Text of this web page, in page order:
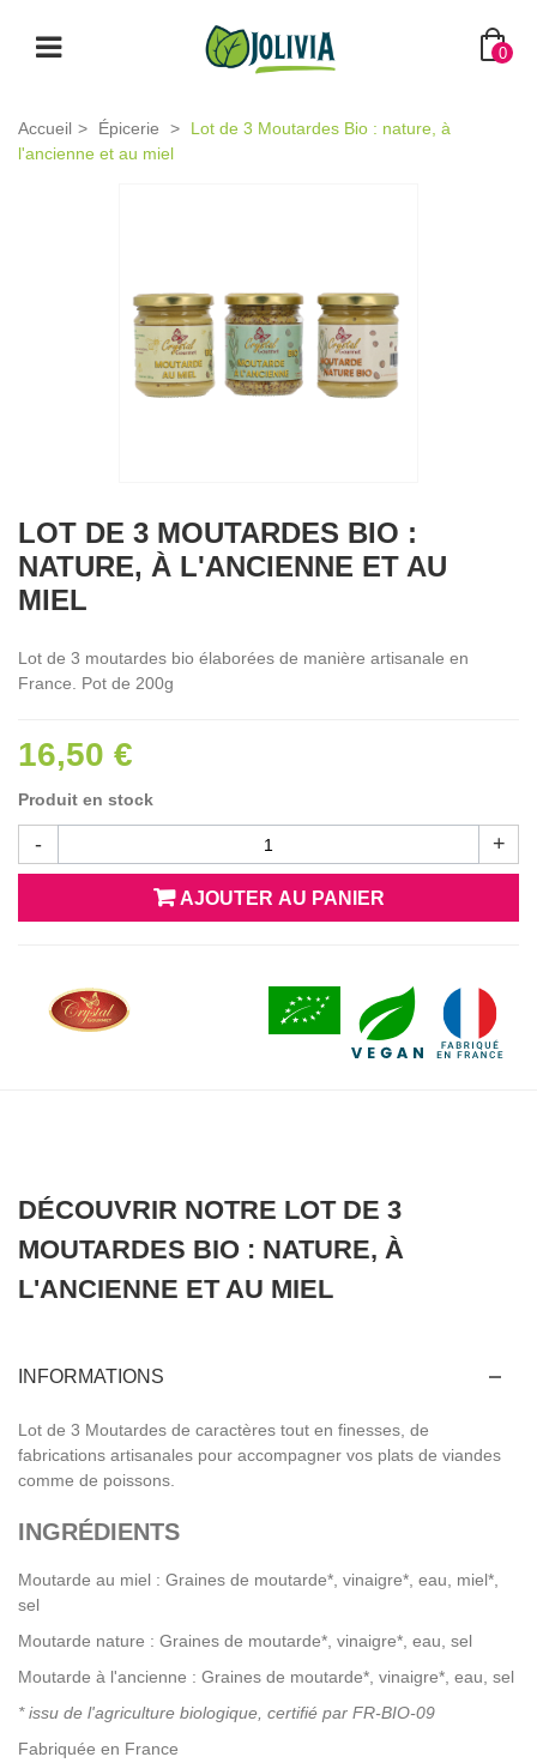
0
Accueil > Épicerie >
Lot de 3 Moutardes Bio : nature, à
l'ancienne et au miel
LOT DE 3 MOUTARDES BIO :
NATURE, À L'ANCIENNE ET AU
MIEL
Lot de 3 moutardes bio élaborées de manière artisanale en
France. Pot de 200g
16,50 €
Produit en stock
- +
AJOUTER AU PANIER
DÉCOUVRIR NOTRE LOT DE 3
MOUTARDES BIO : NATURE, À
L'ANCIENNE ET AU MIEL
INFORMATIONS
Lot de 3 Moutardes de caractères tout en finesses, de
fabrications artisanales pour accompagner vos plats de viandes
comme de poissons.
INGRÉDIENTS
Moutarde au miel : Graines de moutarde*, vinaigre*, eau, miel*,
sel
Moutarde nature : Graines de moutarde*, vinaigre*, eau, sel
Moutarde à l'ancienne : Graines de moutarde*, vinaigre*, eau, sel
* issu de l'agriculture biologique, certifié par FR-BIO-09
Fabriquée en France